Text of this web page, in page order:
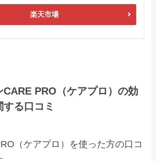
楽天市場
CARE PRO（ケアプロ）の効
る口コミ
（ケアプロ）を使った方の口コ